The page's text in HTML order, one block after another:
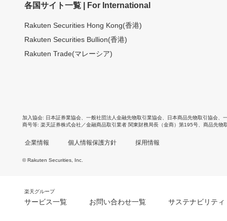
各国サイト一覧 | For International
Rakuten Securities Hong Kong(香港)
Rakuten Securities Bullion(香港)
Rakuten Trade(マレーシア)
加入協会 日本証券業協会 一般社団法人金融先物取引業協会 日本商品先物取引協会
商号等 楽天証券株式会社／金融商品取引業者 関東財務局長（金商）第195号、商品先物
企業情報 個人情報保護方針 採用情報
© Rakuten Securities, Inc.
楽天グループ
サービス一覧 お問い合わせ一覧 サステナビリティ